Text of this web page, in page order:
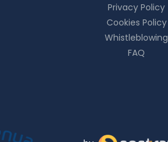
Privacy Policy
Cookies Policy
Whistleblowing
FAQ